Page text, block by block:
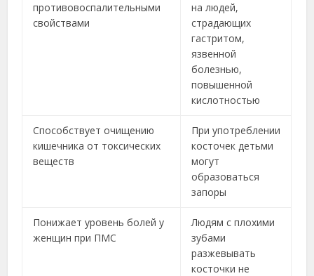
противовоспалительными
свойствами
на людей,
страдающих
гастритом,
язвенной
болезнью,
повышенной
кислотностью
Способствует очищению
кишечника от токсических
веществ
При употреблении
косточек детьми
могут
образоваться
запоры
Понижает уровень болей у
женщин при ПМС
Людям с плохими
зубами
разжевывать
косточки не